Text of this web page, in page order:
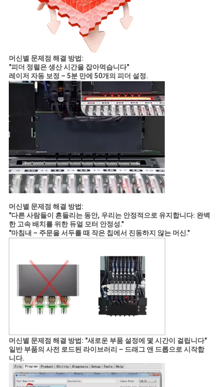
머신별 문제점 해결 방법:
"피더 정렬은 생산 시간을 잡아먹습니다"
레이저 자동 보정 – 5분 만에 50개의 피더 설정.
머신별 문제점 해결 방법:
"다른 사람들이 흔들리는 동안, 우리는 안정적으로 유지합니다: 완벽
한 고속 배치를 위한 듀얼 모터 안정성."
"마침내 – 주문을 서두를 때 작은 칩에서 진동하지 않는 머신."
머신별 문제점 해결 방법: "새로운 부품 설정에 몇 시간이 걸립니다"
일반 부품의 사전 로드된 라이브러리 – 드래그 앤 드롭으로 시작합
니다.